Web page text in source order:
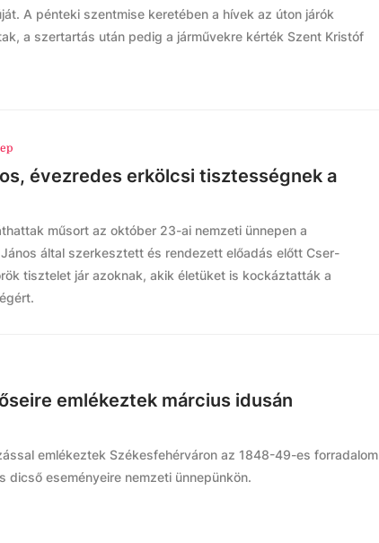
A pénteki szentmise keretében a hívek az úton járók
a szertartás után pedig a járművekre kérték Szent Kristóf
évezredes erkölcsi tisztességnek a
műsort az október 23-ai nemzeti ünnepen a
által szerkesztett és rendezett előadás előtt Cser-
tisztelet jár azoknak, akik életüket is kockáztatták a
emlékeztek március idusán
emlékeztek Székesfehérváron az 1848-49-es forradalom
dicső eseményeire nemzeti ünnepünkön.